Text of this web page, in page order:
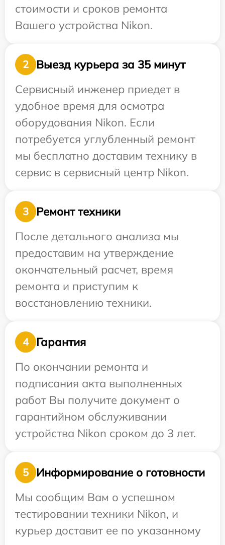
стоимости и сроков ремонта
Вашего устройства Nikon.
2
Выезд курьера за 35 минут
Сервисный инженер приедет в
удобное время для осмотра
оборудования Nikon. Если
потребуется углубленный ремонт
мы бесплатно доставим технику в
сервис в сервисный центр Nikon.
3
Ремонт техники
После детального анализа мы
предоставим на утверждение
окончательный расчет, время
ремонта и приступим к
восстановлению техники.
4
Гарантия
По окончании ремонта и
подписания акта выполненных
работ Вы получите документ о
гарантийном обслуживании
устройства Nikon сроком до 3 лет.
5
Информирование о готовности
Мы сообщим Вам о успешном
тестировании техники Nikon, и
курьер доставит ее по указанному